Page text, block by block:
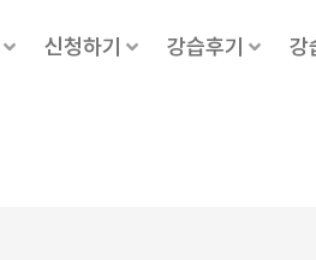
신청하기 강습후기 강